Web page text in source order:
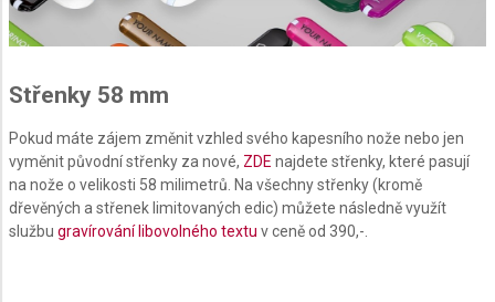
Střenky 58 mm
Pokud máte zájem změnit vzhled svého kapesního nože nebo jen
vyměnit původní střenky za nové, ZDE najdete střenky, které pasují
na nože o velikosti 58 milimetrů. Na všechny střenky (kromě
dřevěných a střenek limitovaných edic) můžete následně využít
službu gravírování libovolného textu v ceně od 390,-.
Use limited data to select advertising
advertising
Create profiles to personalise content
Use profiles to select personalised content